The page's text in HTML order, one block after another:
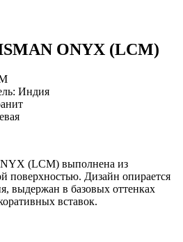
ONYX (LCM)
Индия
(LCM) выполнена из
поверхностью. Дизайн опирается
выдержан в базовых оттенках
вставок.